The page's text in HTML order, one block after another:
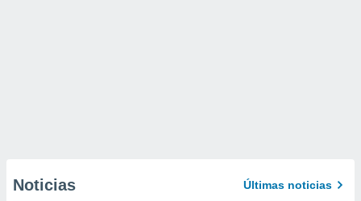
Noticias Últimas noticias